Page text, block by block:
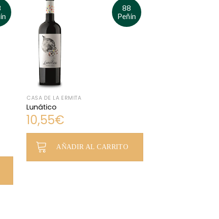
88
Peñín
CASA DE LA ERMITA
Lunático
10,55€
AÑADIR AL CARRITO